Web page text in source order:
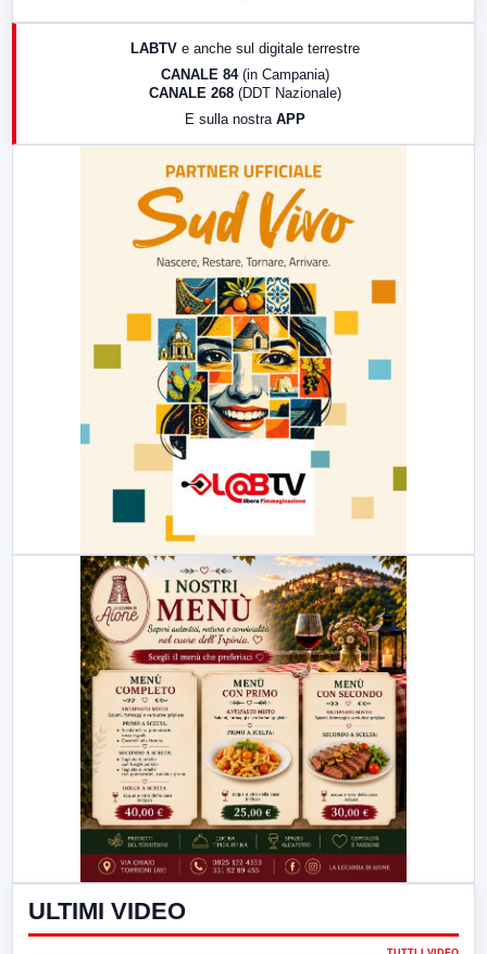
LABTV e anche sul digitale terrestre
CANALE 84 (in Campania)
CANALE 268 (DDT Nazionale)
E sulla nostra APP
ULTIMI VIDEO